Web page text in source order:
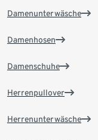
Damenunterwäsche
Damenhosen
Damenschuhe
Herrenpullover
Herrenunterwäsche